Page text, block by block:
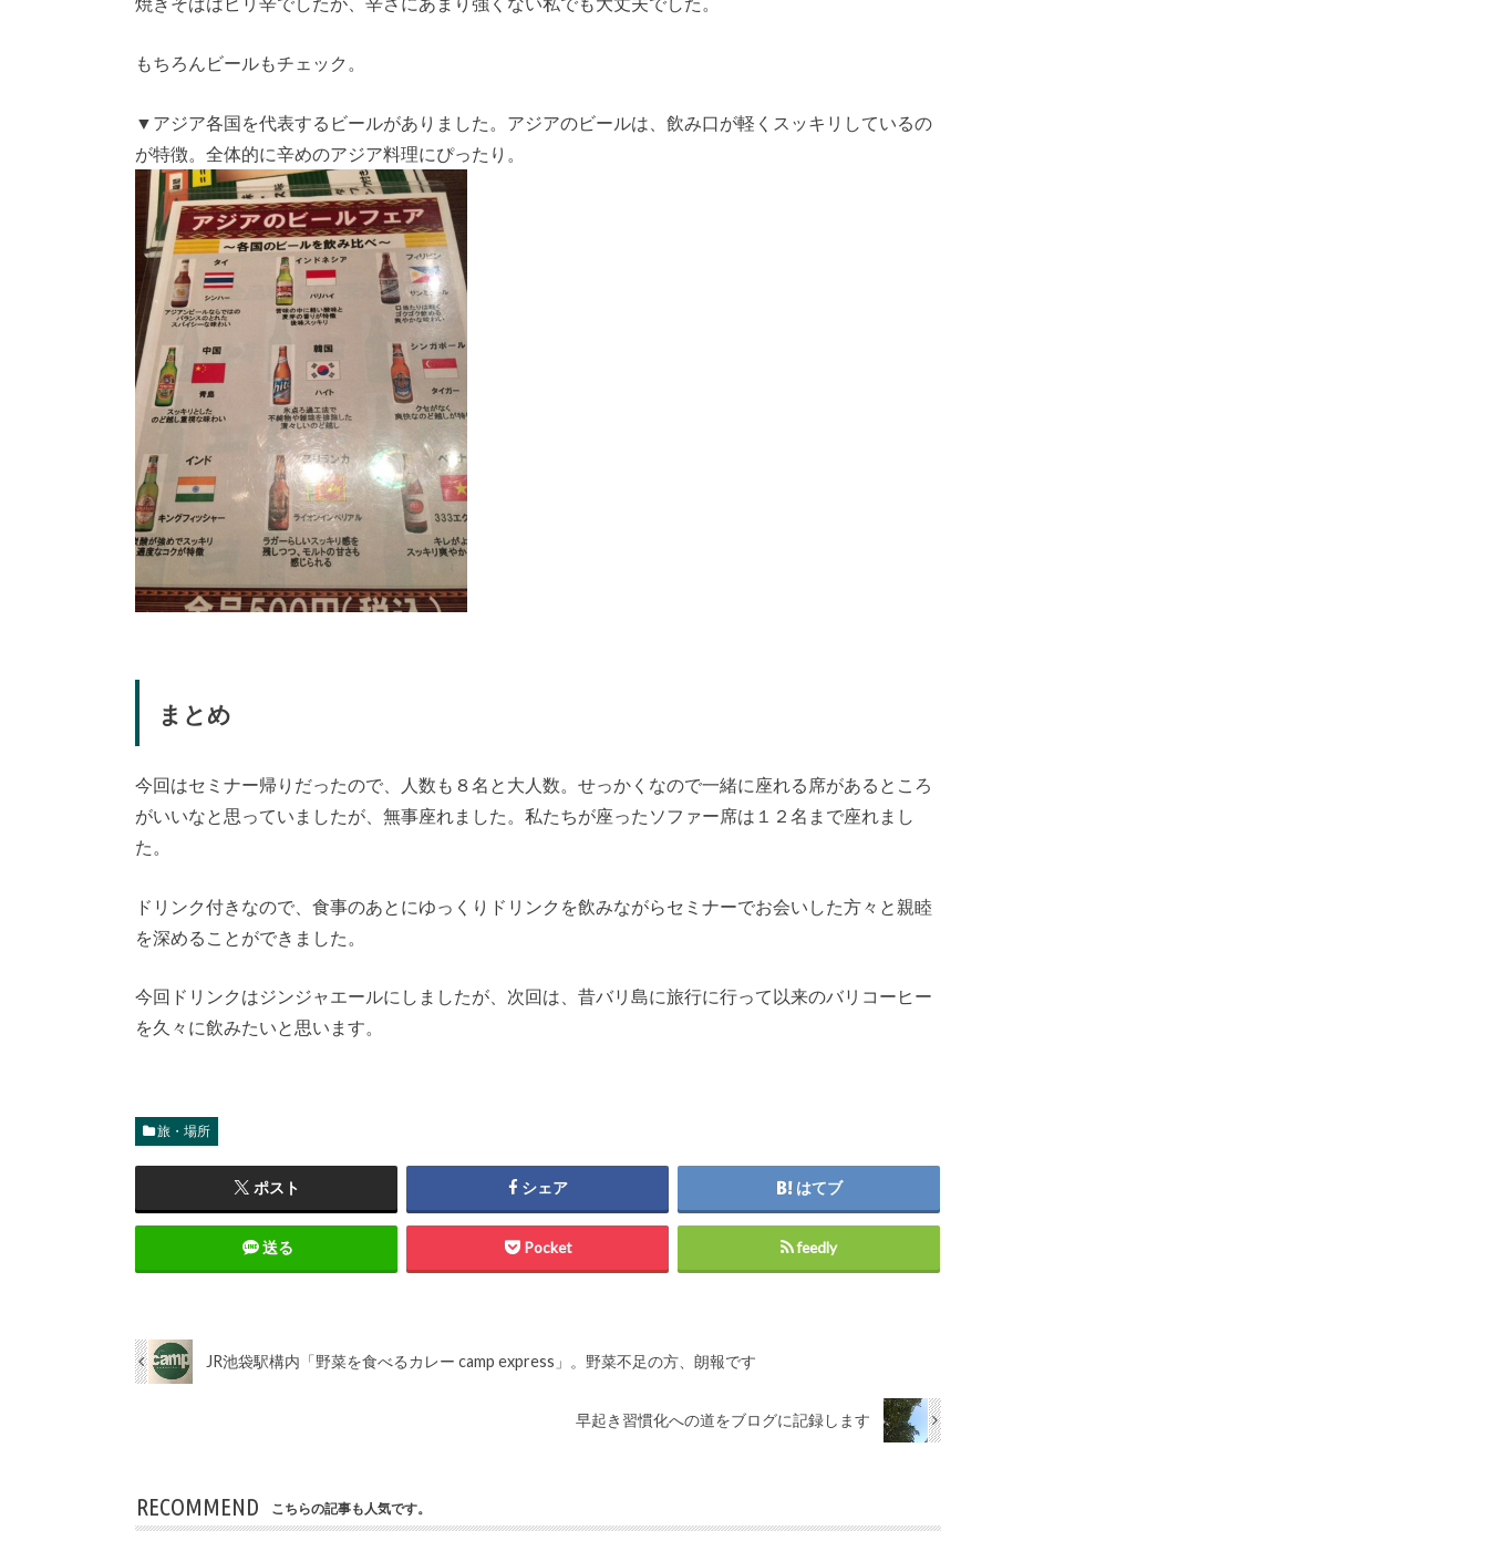
もちろんビールもチェック。
▼アジア各国を代表するビールがありました。アジアのビールは、飲み口が軽くスッキリしているの
が特徴。全体的に辛めのアジア料理にぴったり。
まとめ
今回はセミナー帰りだったので、人数も８名と大人数。せっかくなので一緒に座れる席があるところ
がいいなと思っていましたが、無事座れました。私たちが座ったソファー席は１２名まで座れまし
た。
ドリンク付きなので、食事のあとにゆっくりドリンクを飲みながらセミナーでお会いした方々と親睦
を深めることができました。
今回ドリンクはジンジャエールにしましたが、次回は、昔バリ島に旅行に行って以来のバリコーヒー
を久々に飲みたいと思います。
旅・場所
ポスト シェア はてブ
送る Pocket feedly
JR池袋駅構内「野菜を食べるカレー camp express」。野菜不足の方、朗報です
早起き習慣化への道をブログに記録します
RECOMMEND こちらの記事も人気です。